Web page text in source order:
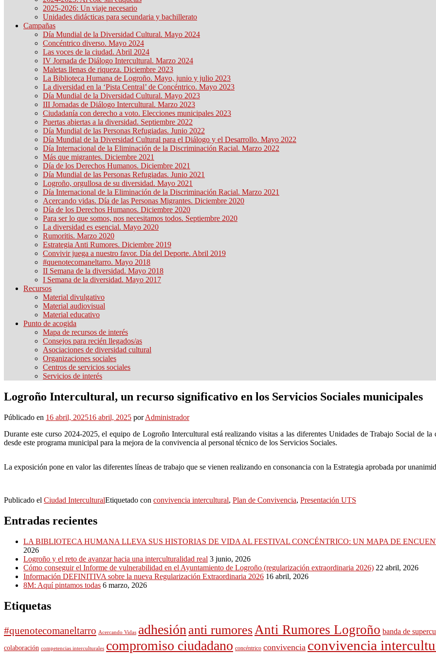
2025-2026: Un viaje necesario
Unidades didácticas para secundaria y bachillerato
Campañas
Día Mundial de la Diversidad Cultural. Mayo 2024
Concéntrico diverso. Mayo 2024
Las voces de la ciudad. Abril 2024
IV Jornada de Diálogo Intercultural. Marzo 2024
Maletas llenas de riqueza. Diciembre 2023
La Biblioteca Humana de Logroño. Mayo, junio y julio 2023
La diversidad en la ‘Pista Central’ de Concéntrico. Mayo 2023
Día Mundial de la Diversidad Cultural. Mayo 2023
III Jornadas de Diálogo Intercultural. Marzo 2023
Ciudadanía con derecho a voto. Elecciones municipales 2023
Puertas abiertas a la diversidad. Septiembre 2022
Día Mundial de las Personas Refugiadas. Junio 2022
Día Mundial de la Diversidad Cultural para el Diálogo y el Desarrollo. Mayo 2022
Día Internacional de la Eliminación de la Discriminación Racial. Marzo 2022
Más que migrantes. Diciembre 2021
Día de los Derechos Humanos. Diciembre 2021
Día Mundial de las Personas Refugiadas. Junio 2021
Logroño, orgullosa de su diversidad. Mayo 2021
Día Internacional de la Eliminación de la Discriminación Racial. Marzo 2021
Acercando vidas. Día de las Personas Migrantes. Diciembre 2020
Día de los Derechos Humanos. Diciembre 2020
Para ser lo que somos, nos necesitamos todos. Septiembre 2020
La diversidad es esencial. Mayo 2020
Rumoritis. Marzo 2020
Estrategia Anti Rumores. Diciembre 2019
Convivir juega a nuestro favor. Día del Deporte. Abril 2019
#quenotecomaneltarro. Mayo 2018
II Semana de la diversidad. Mayo 2018
I Semana de la diversidad. Mayo 2017
Recursos
Material divulgativo
Material audiovisual
Material educativo
Punto de acogida
Mapa de recursos de interés
Consejos para recién llegados/as
Asociaciones de diversidad cultural
Organizaciones sociales
Centros de servicios sociales
Servicios de interés
Logroño Intercultural, un recurso significativo en los Servicios Sociales municipales
Públicado en 16 abril, 202516 abril, 2025 porAdministrador
Durante este curso 2024-2025, el equipo de Logroño Intercultural está realizando visitas a las diferentes Unidades de Trabajo Social de
desde este programa municipal para la mejora de la convivencia al personal técnico de los Servicios Sociales.
La exposición pone en valor las diferentes líneas de trabajo que se vienen realizando en consonancia con la Estrategia aprobada por
Publicado el Ciudad InterculturalEtiquetado con convivencia intercultural, Plan de Convivencia, Presentación UTS
Entradas recientes
LA BIBLIOTECA HUMANA LLEVA SUS HISTORIAS DE VIDA AL FESTIVAL CONCÉNTRICO: UN MAPA DE
2026
Logroño y el reto de avanzar hacia una interculturalidad real 3 junio, 2026
Cómo conseguir el Informe de vulnerabilidad en el Ayuntamiento de Logroño (regularización extraordinaria 2026) 22 abril, 2026
Información DEFINITIVA sobre la nueva Regularización Extraordinaria 2026 16 abril, 2026
8M: Aquí pintamos todas 6 marzo, 2026
Etiquetas
#quenotecomaneltarro Acercando Vidas adhesiónanti rumoresAnti Rumores Logroño banda de
colaboración competencias interculturales compromiso ciudadano concéntrico convivencia convivencia